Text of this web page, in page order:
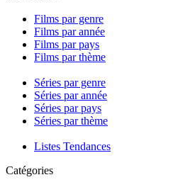
Films par genre
Films par année
Films par pays
Films par thème
Séries par genre
Séries par année
Séries par pays
Séries par thème
Listes Tendances
Catégories